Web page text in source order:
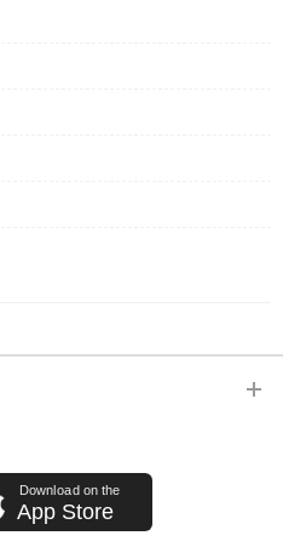
Download on the
App Store